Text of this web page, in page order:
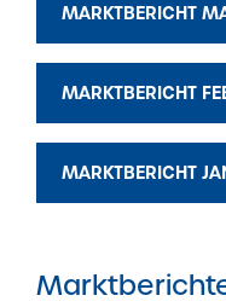
MARKTBERICHT
MARKTBERICHT
MARKTBERICHT